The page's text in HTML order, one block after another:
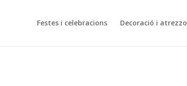
Festes i celebracions Decoració i atrezzo